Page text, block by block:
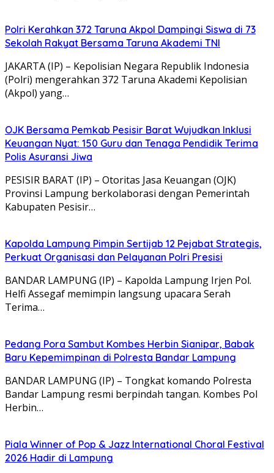
Polri Kerahkan 372 Taruna Akpol Dampingi Siswa di 73
Sekolah Rakyat Bersama Taruna Akademi TNI
JAKARTA (IP) – Kepolisian Negara Republik Indonesia
(Polri) mengerahkan 372 Taruna Akademi Kepolisian
(Akpol) yang…
OJK Bersama Pemkab Pesisir Barat Wujudkan Inklusi
Keuangan Nyat: 150 Guru dan Tenaga Pendidik Terima
Polis Asuransi Jiwa
PESISIR BARAT (IP) – Otoritas Jasa Keuangan (OJK)
Provinsi Lampung berkolaborasi dengan Pemerintah
Kabupaten Pesisir…
Kapolda Lampung Pimpin Sertijab 12 Pejabat Strategis,
Perkuat Organisasi dan Pelayanan Polri Presisi
BANDAR LAMPUNG (IP) – Kapolda Lampung Irjen Pol.
Helfi Assegaf memimpin langsung upacara Serah
Terima…
Pedang Pora Sambut Kombes Herbin Sianipar, Babak
Baru Kepemimpinan di Polresta Bandar Lampung
BANDAR LAMPUNG (IP) – Tongkat komando Polresta
Bandar Lampung resmi berpindah tangan. Kombes Pol
Herbin…
Piala Winner of Pop & Jazz International Choral Festival
2026 Hadir di Lampung